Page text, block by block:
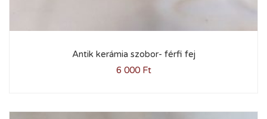
Antik kerámia szobor- férfi fej
6 000 Ft